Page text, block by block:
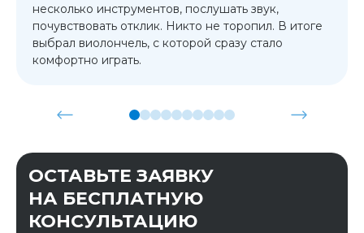
несколько инструментов, послушать звук,
почувствовать отклик. Никто не торопил. В итоге
выбрал виолончель, с которой сразу стало
комфортно играть.
ОСТАВЬТЕ ЗАЯВКУ
НА БЕСПЛАТНУЮ
КОНСУЛЬТАЦИЮ